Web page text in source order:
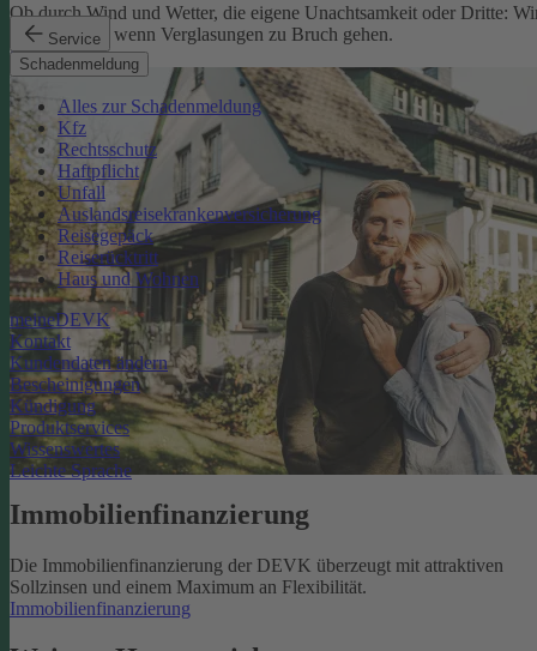
Service
Schadenmeldung
Alles zur Schadenmeldung
Kfz
Rechtsschutz
Haftpflicht
Unfall
Auslandsreisekrankenversicherung
Reisegepäck
Reiserücktritt
Haus und Wohnen
meineDEVK
Kontakt
Kundendaten ändern
Bescheinigungen
Kündigung
Produktservices
Wissenswertes
Leichte Sprache
Ob durch Wind und Wetter, die eigene Unachtsamkeit oder Dritte:
schützen Sie, wenn Verglasungen zu Bruch gehen.
Glasversicherung
Immobilienfinanzierung
Die Immobilienfinanzierung der DEVK überzeugt mit attraktiven
Sollzinsen und einem Maximum an Flexibilität.
Immobilienfinanzierung